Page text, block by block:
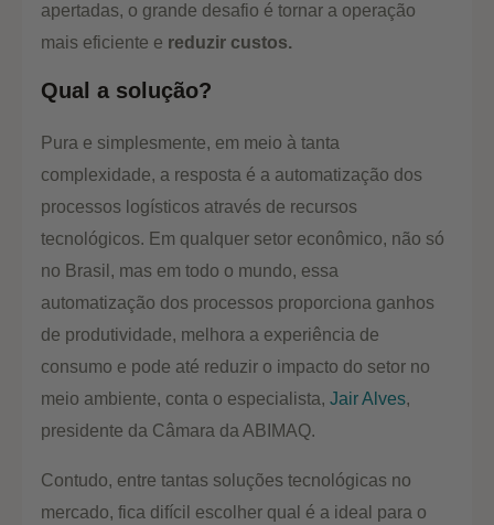
apertadas, o grande desafio é tornar a operação
mais eficiente e reduzir custos.
Qual a solução?
Pura e simplesmente, em meio à tanta
complexidade, a resposta é a automatização dos
processos logísticos através de recursos
tecnológicos. Em qualquer setor econômico, não só
no Brasil, mas em todo o mundo, essa
automatização dos processos proporciona ganhos
de produtividade, melhora a experiência de
consumo e pode até reduzir o impacto do setor no
meio ambiente, conta o especialista, Jair Alves,
presidente da Câmara da ABIMAQ.
Contudo, entre tantas soluções tecnológicas no
mercado, fica difícil escolher qual é a ideal para o